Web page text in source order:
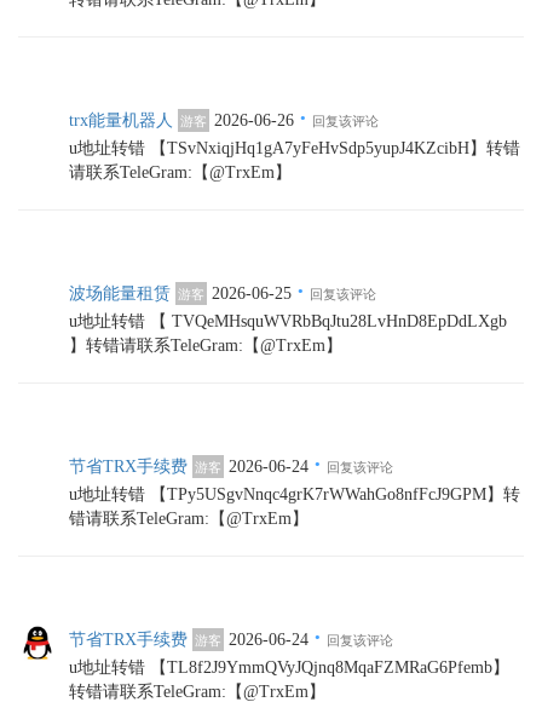
trx能量机器人 游客 2026-06-26 · 回复该评论
u地址转错 【TSvNxiqjHq1gA7yFeHvSdp5yupJ4KZcibH】转错
请联系TeleGram:【@TrxEm】
波场能量租赁 游客 2026-06-25 · 回复该评论
u地址转错 【 TVQeMHsquWVRbBqJtu28LvHnD8EpDdLXgb
】转错请联系TeleGram:【@TrxEm】
节省TRX手续费 游客 2026-06-24 · 回复该评论
u地址转错 【TPy5USgvNnqc4grK7rWWahGo8nfFcJ9GPM】转
错请联系TeleGram:【@TrxEm】
节省TRX手续费 游客 2026-06-24 · 回复该评论
u地址转错 【TL8f2J9YmmQVyJQjnq8MqaFZMRaG6Pfemb】
转错请联系TeleGram:【@TrxEm】